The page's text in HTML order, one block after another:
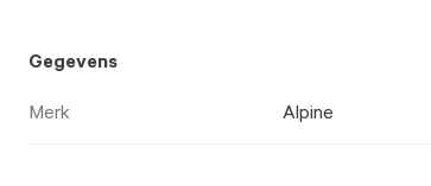
Gegevens
Merk Alpine